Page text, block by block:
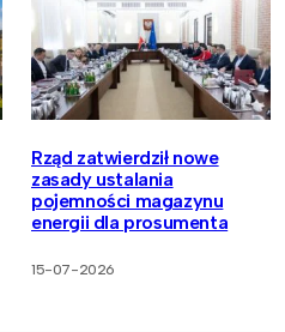
Rząd zatwierdził nowe
zasady ustalania
pojemności magazynu
energii dla prosumenta
15-07-2026